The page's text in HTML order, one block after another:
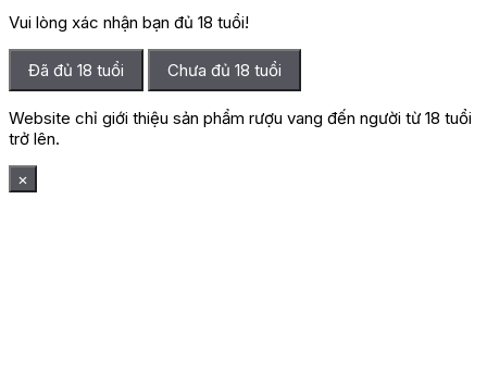
Vui lòng xác nhận bạn đủ 18 tuổi!
Đã đủ 18 tuổi Chưa đủ 18 tuổi
Website chỉ giới thiệu sản phẩm rượu vang đến người từ 18 tuổi
trở lên.
×